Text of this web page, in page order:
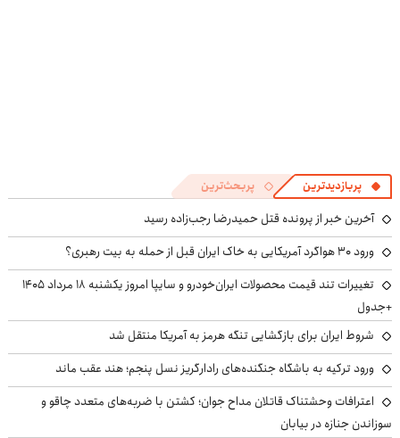
پربازدیدترین پربحث‌ترین
آخرین خبر از پرونده قتل حمیدرضا رجب‌زاده رسید
ورود ۳۰ هواگرد آمریکایی به خاک ایران قبل از حمله به بیت رهبری؟
تغییرات تند قیمت محصولات ایران‌خودرو و سایپا امروز یکشنبه ۱۸ مرداد ۱۴۰۵
+جدول
شروط ایران برای بازگشایی تنگه هرمز به آمریکا منتقل شد
ورود ترکیه به باشگاه جنگنده‌های رادارگریز نسل پنجم؛ هند عقب ماند
اعترافات وحشتناک قاتلان مداح جوان؛ کشتن با ضربه‌های متعدد چاقو و
سوزاندن جنازه در بیابان